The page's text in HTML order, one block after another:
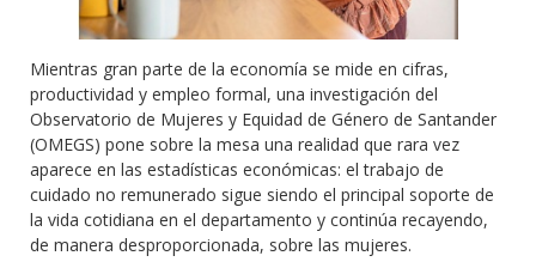
Mientras gran parte de la economía se mide en cifras,
productividad y empleo formal, una investigación del
Observatorio de Mujeres y Equidad de Género de Santander
(OMEGS) pone sobre la mesa una realidad que rara vez
aparece en las estadísticas económicas: el trabajo de
cuidado no remunerado sigue siendo el principal soporte de
la vida cotidiana en el departamento y continúa recayendo,
de manera desproporcionada, sobre las mujeres.